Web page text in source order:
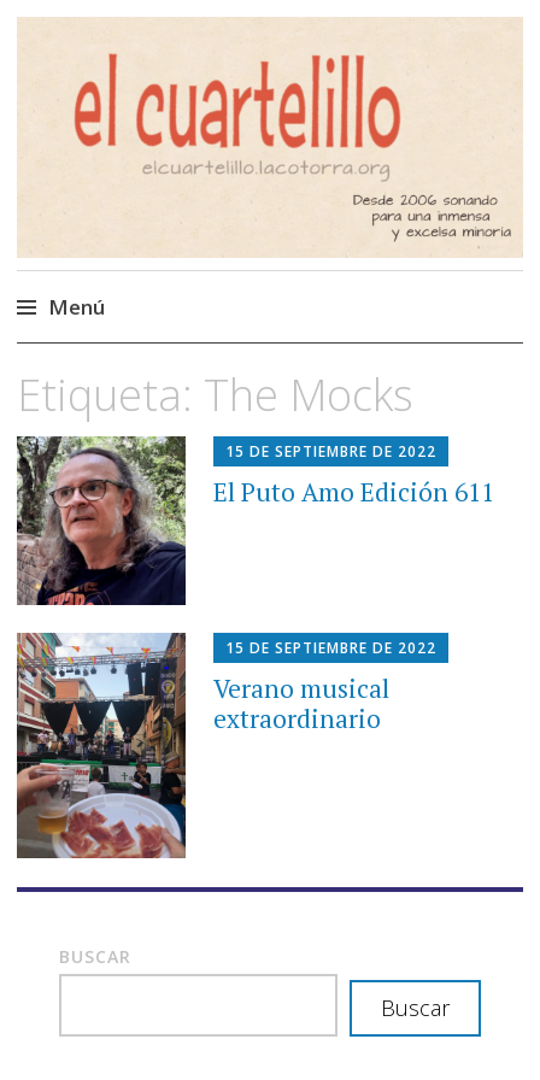
El Cuartelillo
Programa de radio de música
independiente. Podcast
Menú
al
contenido
Etiqueta: The Mocks
15 DE SEPTIEMBRE DE 2022
El Puto Amo Edición 611
15 DE SEPTIEMBRE DE 2022
Verano musical
extraordinario
BUSCAR
Buscar